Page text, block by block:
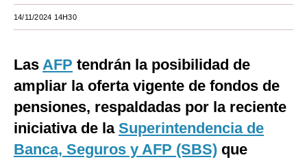
Mundo
EEUU
México
España
Internacional
Tecnología
14/11/2024 14H30
Las AFP tendrán la posibilidad de
ampliar la oferta vigente de fondos de
pensiones, respaldadas por la reciente
iniciativa de la Superintendencia de
Banca, Seguros y AFP (SBS) que